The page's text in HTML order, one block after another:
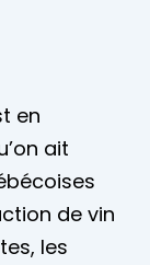
en
ait
de vin
les